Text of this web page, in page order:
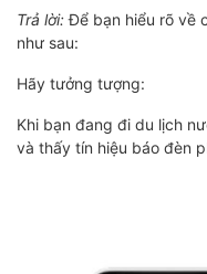
Trả lời:Để bạn hiểu rõ về
như sau:
Hãy tưởng tượng:
Khi bạn đang đi du lịch
và thấy tín hiệu báo đèn